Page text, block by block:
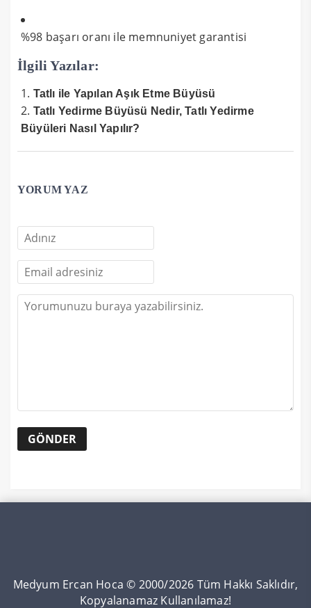
%98 başarı oranı ile memnuniyet garantisi
İlgili Yazılar:
Tatlı ile Yapılan Aşık Etme Büyüsü
Tatlı Yedirme Büyüsü Nedir, Tatlı Yedirme
Büyüleri Nasıl Yapılır?
YORUM YAZ
Medyum Ercan Hoca © 2000/2026 Tüm Hakkı Saklıdır,
Kopyalanamaz Kullanılamaz!